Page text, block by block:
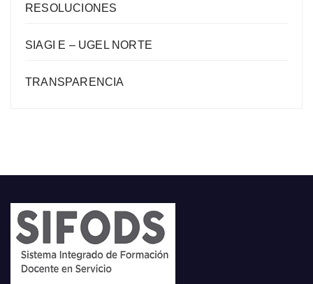
RESOLUCIONES
SIAGI E – UGEL NORTE
TRANSPARENCIA